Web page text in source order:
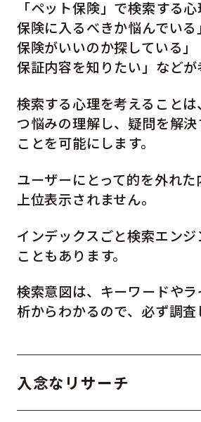
「ペット保険」で検索する
保険に入るべきか悩んでい
保険がいいのか探している
保証内容を知りたい」などが
検索する心理を考えること
つ悩みの理解し、疑問を解
ことを可能にします。
ユーザーにとって的を外れた
上位表示されません。
インデックスごと検索エン
こともあります。
検索意図は、キーワードや
析からわかるので、必ず調査
入念なリサーチ